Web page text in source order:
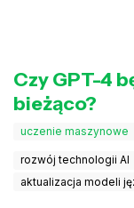
Czy GPT-4
bieżąco?
uczenie maszynowe
rozwój technologii AI
aktualizacja modeli